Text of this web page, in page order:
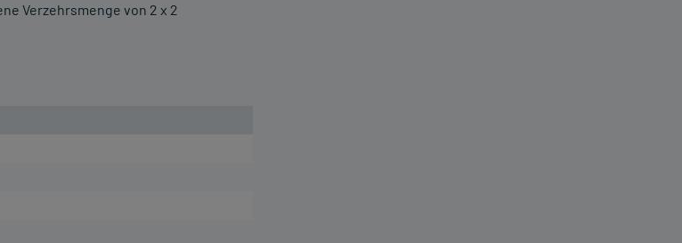
Verzehrsmenge von 2 x 2